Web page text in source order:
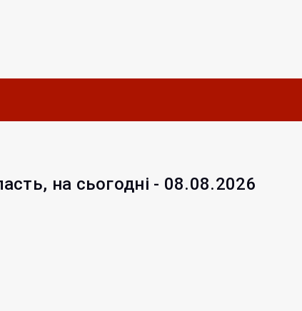
на сьогодні - 08.08.2026